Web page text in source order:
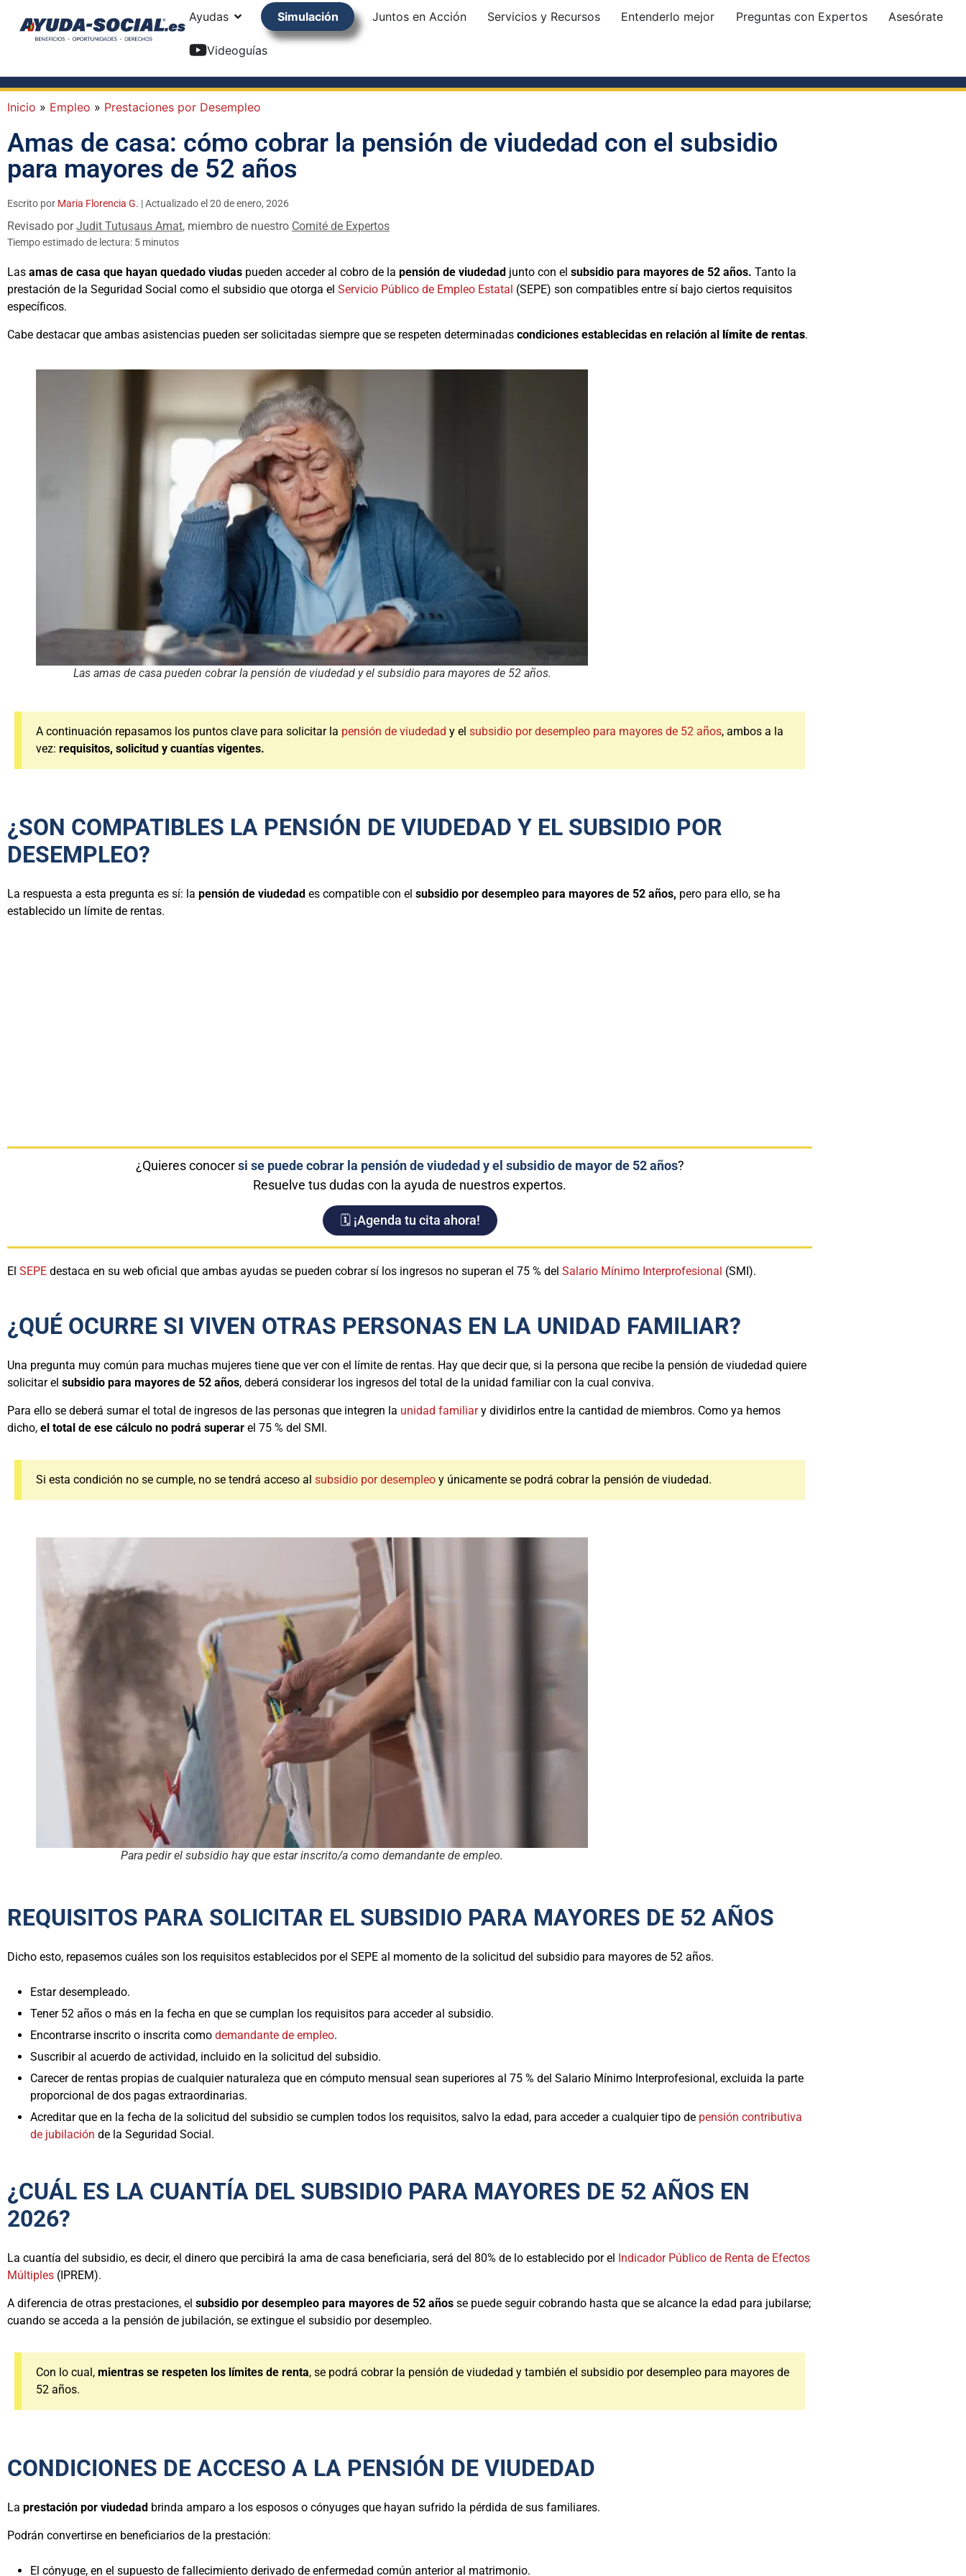
Ayudas Simulación Juntos en Acción Servicios y Recursos Entenderlo mejor Preguntas con Expertos Asesórate
Videoguías
Inicio » Empleo » Prestaciones por Desempleo
Amas de casa: cómo cobrar la pensión de viudedad con el subsidio
para mayores de 52 años
Escrito por Maria Florencia G. | Actualizado el 20 de enero, 2026
Revisado porJudit Tutusaus Amat, miembro de nuestro Comité de Expertos
Tiempo estimado de lectura: 5 minutos
Las amas de casa que hayan quedado viudas pueden acceder al cobro de la pensión de viudedad junto con el subsidio para mayores de 52 años. Tanto la
prestación de la Seguridad Social como el subsidio que otorga el Servicio Público de Empleo Estatal (SEPE) son compatibles entre sí bajo ciertos requisitos
específicos.
Cabe destacar que ambas asistencias pueden ser solicitadas siempre que se respeten determinadas condiciones establecidas en relación al límite de rentas.
Las amas de casa pueden cobrar la pensión de viudedad y el subsidio para mayores de 52 años.
A continuación repasamos los puntos clave para solicitar la pensión de viudedad y el subsidio por desempleo para mayores de 52 años, ambos a la
vez: requisitos, solicitud y cuantías vigentes.
¿SON COMPATIBLES LA PENSIÓN DE VIUDEDAD Y EL SUBSIDIO POR
DESEMPLEO?
La respuesta a esta pregunta es sí: la pensión de viudedad es compatible con el subsidio por desempleo para mayores de 52 años, pero para ello, se ha
establecido un límite de rentas.
¿Quieres conocersi se puede cobrar la pensión de viudedad y el subsidio de mayor de 52 años?
Resuelve tus dudas con la ayuda de nuestros expertos.
🗓️ ¡Agenda tu cita ahora!
El SEPE destaca en su web oficial que ambas ayudas se pueden cobrar sí los ingresos no superan el 75 % del Salario Mínimo Interprofesional (SMI).
¿QUÉ OCURRE SI VIVEN OTRAS PERSONAS EN LA UNIDAD FAMILIAR?
Una pregunta muy común para muchas mujeres tiene que ver con el límite de rentas. Hay que decir que, si la persona que recibe la pensión de viudedad quiere
solicitar el subsidio para mayores de 52 años, deberá considerar los ingresos del total de la unidad familiar con la cual conviva.
Para ello se deberá sumar el total de ingresos de las personas que integren la unidad familiary dividirlos entre la cantidad de miembros. Como ya hemos
dicho, el total de ese cálculo no podrá superar el 75 % del SMI.
Si esta condición no se cumple, no se tendrá acceso al subsidio por desempleo y únicamente se podrá cobrar la pensión de viudedad.
Para pedir el subsidio hay que estar inscrito/a como demandante de empleo.
REQUISITOS PARA SOLICITAR EL SUBSIDIO PARA MAYORES DE 52 AÑOS
Dicho esto, repasemos cuáles son los requisitos establecidos por el SEPE al momento de la solicitud del subsidio para mayores de 52 años.
Estar desempleado.
Tener 52 años o más en la fecha en que se cumplan los requisitos para acceder al subsidio.
Encontrarse inscrito o inscrita como demandante de empleo.
Suscribir al acuerdo de actividad, incluido en la solicitud del subsidio.
Carecer de rentas propias de cualquier naturaleza que en cómputo mensual sean superiores al 75 % del Salario Mínimo Interprofesional, excluida la parte
proporcional de dos pagas extraordinarias.
Acreditar que en la fecha de la solicitud del subsidio se cumplen todos los requisitos, salvo la edad, para acceder a cualquier tipo de pensión contributiva
de jubilación de la Seguridad Social.
¿CUÁL ES LA CUANTÍA DEL SUBSIDIO PARA MAYORES DE 52 AÑOS EN
2026?
La cuantía del subsidio, es decir, el dinero que percibirá la ama de casa beneficiaria, será del 80% de lo establecido por el
Indicador Público de Renta de Efectos
Múltiples (IPREM).
A diferencia de otras prestaciones, el subsidio por desempleo para mayores de 52 años se puede seguir cobrando hasta que se alcance la edad para jubilarse;
cuando se acceda a la pensión de jubilación, se extingue el subsidio por desempleo.
Con lo cual, mientras se respeten los límites de renta, se podrá cobrar la pensión de viudedad y también el subsidio por desempleo para mayores de
52 años.
CONDICIONES DE ACCESO A LA PENSIÓN DE VIUDEDAD
La prestación por viudedad brinda amparo a los esposos o cónyuges que hayan sufrido la pérdida de sus familiares.
Podrán convertirse en beneficiarios de la prestación:
El cónyuge, en el supuesto de fallecimiento derivado de enfermedad común anterior al matrimonio.